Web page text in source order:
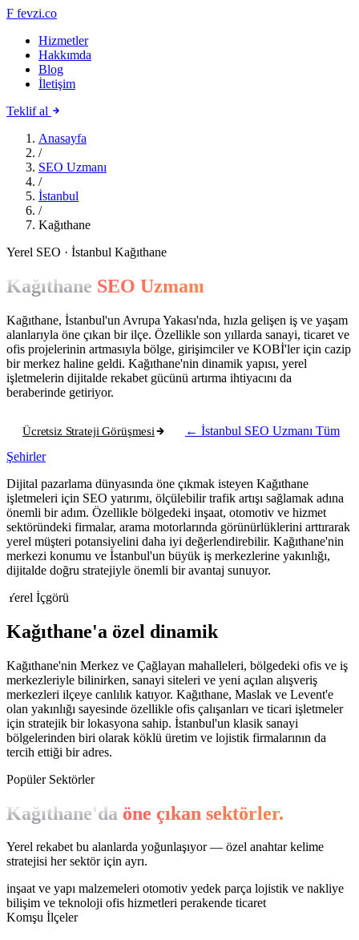
F fevzi.co
Hizmetler
Hakkımda
Blog
İletişim
Teklif al
Anasayfa
/
SEO Uzmanı
/
İstanbul
/
Kağıthane
Yerel SEO · İstanbul Kağıthane
Kağıthane SEO Uzmanı
Kağıthane, İstanbul'un Avrupa Yakası'nda, hızla gelişen iş ve yaşam
alanlarıyla öne çıkan bir ilçe. Özellikle son yıllarda sanayi, ticaret ve
ofis projelerinin artmasıyla bölge, girişimciler ve KOBİ'ler için cazip
bir merkez haline geldi. Kağıthane'nin dinamik yapısı, yerel
işletmelerin dijitalde rekabet gücünü artırma ihtiyacını da
beraberinde getiriyor.
Ücretsiz Strateji Görüşmesi ← İstanbul SEO Uzmanı Tüm
Şehirler
Dijital pazarlama dünyasında öne çıkmak isteyen Kağıthane
işletmeleri için SEO yatırımı, ölçülebilir trafik artışı sağlamak adına
önemli bir adım. Özellikle bölgedeki inşaat, otomotiv ve hizmet
sektöründeki firmalar, arama motorlarında görünürlüklerini arttırarak
yerel müşteri potansiyelini daha iyi değerlendirebilir. Kağıthane'nin
merkezi konumu ve İstanbul'un büyük iş merkezlerine yakınlığı,
dijitalde doğru stratejiyle önemli bir avantaj sunuyor.
Yerel İçgörü
Kağıthane'a özel dinamik
Kağıthane'nin Merkez ve Çağlayan mahalleleri, bölgedeki ofis ve iş
merkezleriyle bilinirken, sanayi siteleri ve yeni açılan alışveriş
merkezleri ilçeye canlılık katıyor. Kağıthane, Maslak ve Levent'e
olan yakınlığı sayesinde özellikle ofis çalışanları ve ticari işletmeler
için stratejik bir lokasyona sahip. İstanbul'un klasik sanayi
bölgelerinden biri olarak köklü üretim ve lojistik firmalarının da
tercih ettiği bir adres.
Popüler Sektörler
Kağıthane'da öne çıkan sektörler.
Yerel rekabet bu alanlarda yoğunlaşıyor — özel anahtar kelime
stratejisi her sektör için ayrı.
inşaat ve yapı malzemeleri otomotiv yedek parça lojistik ve nakliye
bilişim ve teknoloji ofis hizmetleri perakende ticaret
Komşu İlçeler